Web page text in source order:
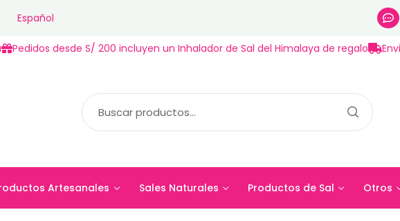
Español
Pedidos desde S/ 200 incluyen un Inhalador de Sal del Himalaya de regalo
Artesanales Sales Naturales Productos de Sal Otros
Artesanales Sales Naturales Productos de Sal Otros